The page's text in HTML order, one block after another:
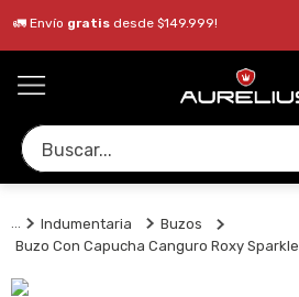
🚛 Envío gratis desde $149.999!
Buscar...
Indumentaria
Buzos
Buzo Con Capucha Canguro Roxy